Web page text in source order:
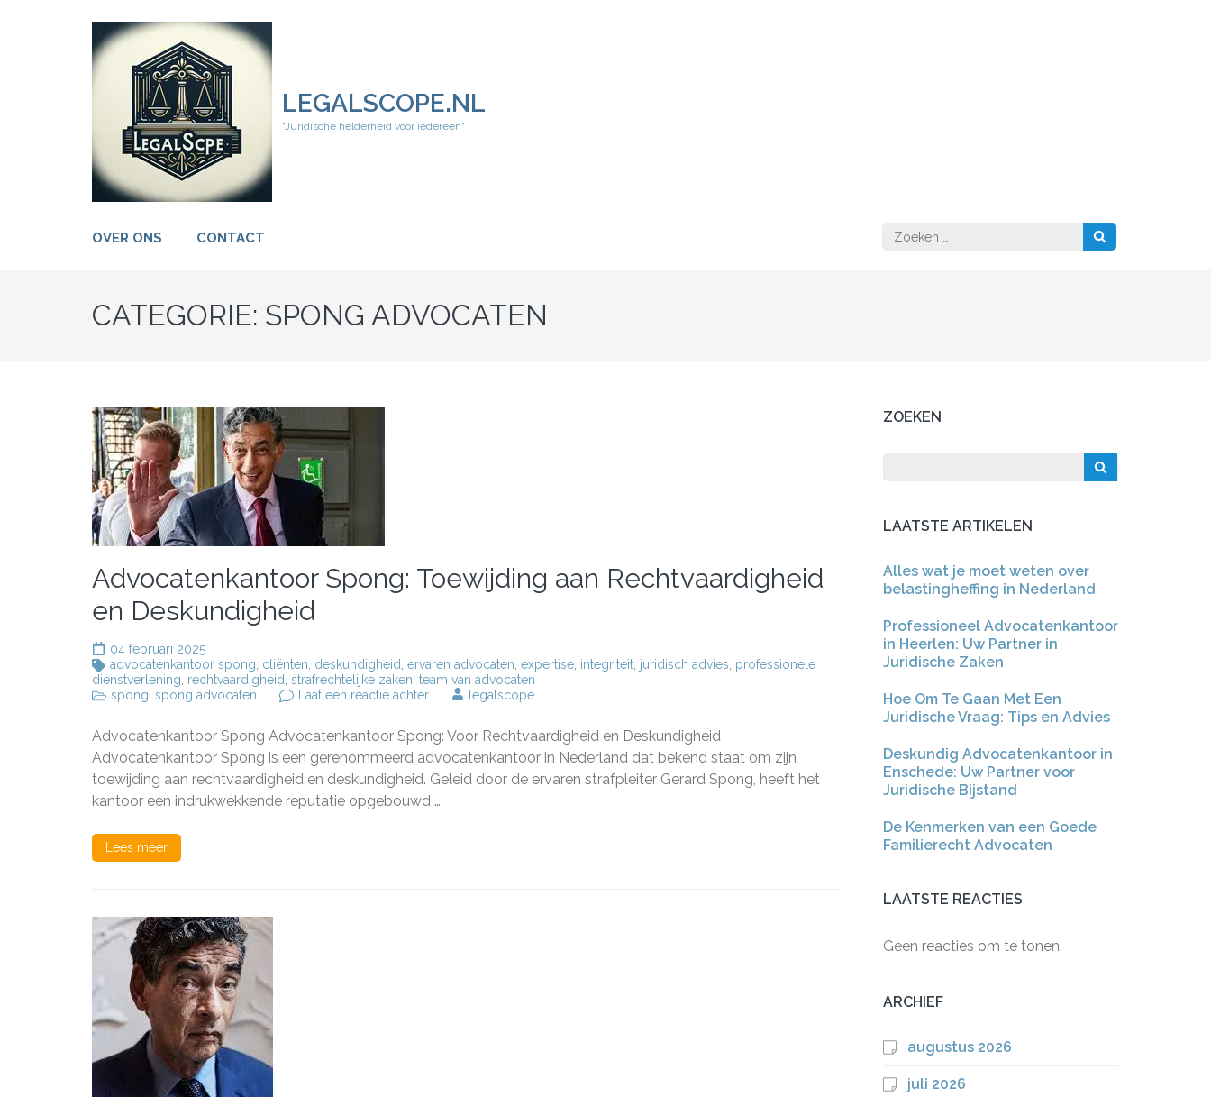
LEGALSCOPE.NL
"Juridische helderheid voor iedereen"
OVER ONS CONTACT
Zoeken
naar:
CATEGORIE: SPONG ADVOCATEN
Advocatenkantoor Spong: Toewijding aan Rechtvaardigheid
en Deskundigheid
04 februari 2025
advocatenkantoor spong cliënten deskundigheid ervaren advocaten expertise integriteit juridisch advies professionele
dienstverlening rechtvaardigheid strafrechtelijke zaken team van advocaten
spong spong advocaten Laat een reactie achterop
Toewijding
aan
Rechtvaardigheid
en
Deskundigheid
legalscope
Advocatenkantoor Spong Advocatenkantoor Spong: Voor Rechtvaardigheid en Deskundigheid
Advocatenkantoor Spong is een gerenommeerd advocatenkantoor in Nederland dat bekend staat om zijn
toewijding aan rechtvaardigheid en deskundigheid. Geleid door de ervaren strafpleiter Gerard Spong, heeft het
kantoor een indrukwekkende reputatie opgebouwd …
Lees meer
ZOEKEN
LAATSTE ARTIKELEN
Alles wat je moet weten over
belastingheffing in Nederland
Professioneel Advocatenkantoor
in Heerlen: Uw Partner in
Juridische Zaken
Hoe Om Te Gaan Met Een
Juridische Vraag: Tips en Advies
Deskundig Advocatenkantoor in
Enschede: Uw Partner voor
Juridische Bijstand
De Kenmerken van een Goede
Familierecht Advocaten
LAATSTE REACTIES
Geen reacties om te tonen.
ARCHIEF
augustus 2026
juli 2026